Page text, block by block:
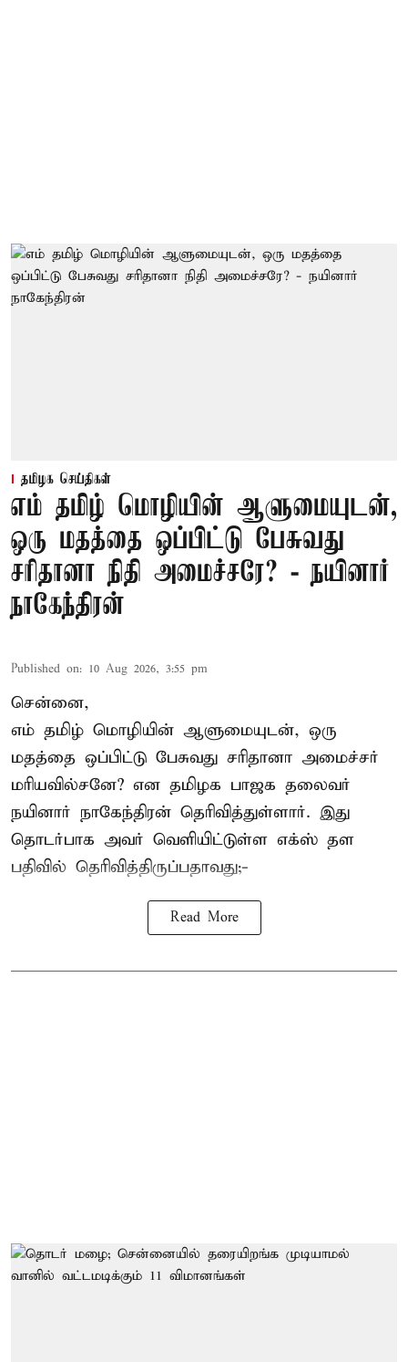
தமிழக செய்திகள்
எம் தமிழ் மொழியின் ஆளுமையுடன்,
ஒரு மதத்தை ஒப்பிட்டு பேசுவது
சரிதானா நிதி அமைச்சரே? - நயினார்
நாகேந்திரன்
Published on: 10 Aug 2026, 3:55 pm
சென்னை,
எம் தமிழ் மொழியின் ஆளுமையுடன், ஒரு
மதத்தை ஒப்பிட்டு பேசுவது சரிதானா அமைச்சர்
மரியவில்சனே? என தமிழக பாஜக தலைவர்
நயினார் நாகேந்திரன் தெரிவித்துள்ளார். இது
தொடர்பாக அவர் வெளியிட்டுள்ள எக்ஸ் தள
பதிவில் தெரிவித்திருப்பதாவது;-
Read More